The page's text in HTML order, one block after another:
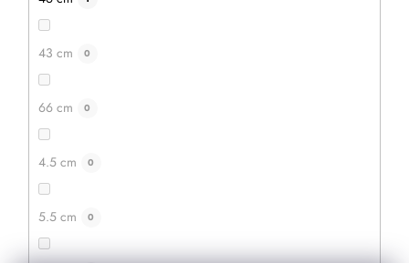
43 cm 0
66 cm 0
4.5 cm 0
5.5 cm 0
9,80 €
auf Lager 441 Stück